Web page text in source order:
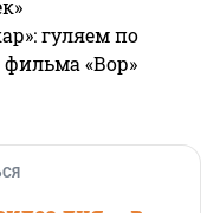
гуляем по
фильма «Вор»